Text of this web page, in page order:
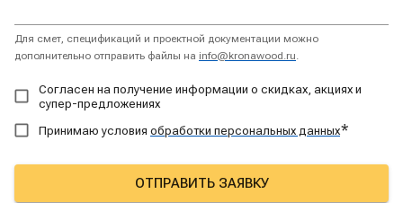
Для смет, спецификаций и проектной документации можно
дополнительно отправить файлы на info@kronawood.ru.
Согласен на получение информации о скидках, акциях и
супер-предложениях
Принимаю условия обработки персональных данных*
ОТПРАВИТЬ ЗАЯВКУ